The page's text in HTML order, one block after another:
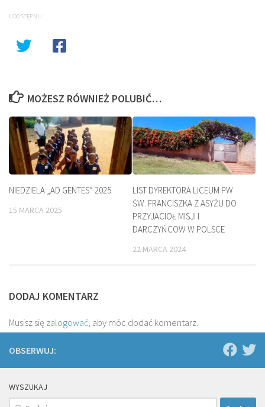
UDOSTĘPNIJ
MOŻESZ RÓWNIEŻ POLUBIĆ…
NIEDZIELA „AD GENTES” 2025
15 MARCA 2025
LIST DYREKTORA LICEUM PW.
ŚW. FRANCISZKA Z ASYŻU DO
PRZYJACIOŁ MISJI I
DARCZYŃCOW W POLSCE
22 MARCA 2024
DODAJ KOMENTARZ
Musisz się zalogować, aby móc dodać komentarz.
OBSERWUJ:
WYSZUKAJ
Szukaj: